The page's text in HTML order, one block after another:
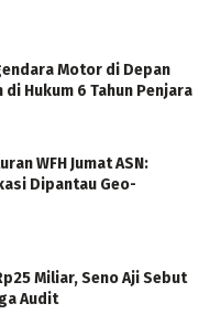
Motor di Depan
di Hukum 6 Tahun Penjara
WFH Jumat ASN:
Dipantau Geo-
Miliar, Seno Aji Sebut
Audit